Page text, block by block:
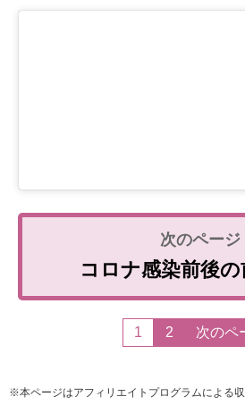
コロナ感染前後
1 2 次のペ
※本ページはアフィリエイトプログラムによる